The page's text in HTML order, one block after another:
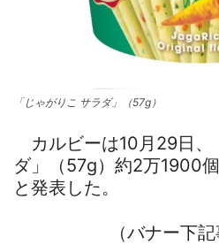
「じゃがりこ サラダ」（57g）
カルビーは10月29日、
ダ」（57g）約2万1900
と発表した。
（バナー下記